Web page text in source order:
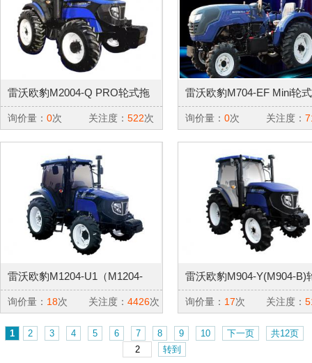
雷沃欧豹M2004-Q PRO轮式拖
拉机
询价量： 0次 关注度： 522次
雷沃欧豹M704-EF Mini轮
机
询价量： 0次 关注度：
雷沃欧豹M1204-U1（M1204-
A1）轮式拖拉机
询价量： 18次 关注度： 4426次
雷沃欧豹M904-Y(M904-B)
拖拉机
询价量： 17次 关注度：
1 2 3 4 5 6 7 8 9 10 下一页
共12页
转到